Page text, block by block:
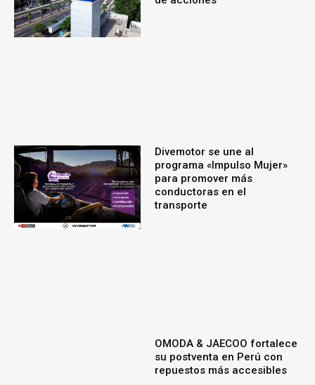
Divemotor se une al
programa «Impulso Mujer»
para promover más
conductoras en el
transporte
OMODA & JAECOO fortalece
su postventa en Perú con
repuestos más accesibles